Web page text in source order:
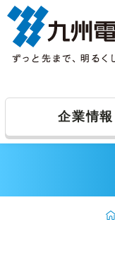
企業情報